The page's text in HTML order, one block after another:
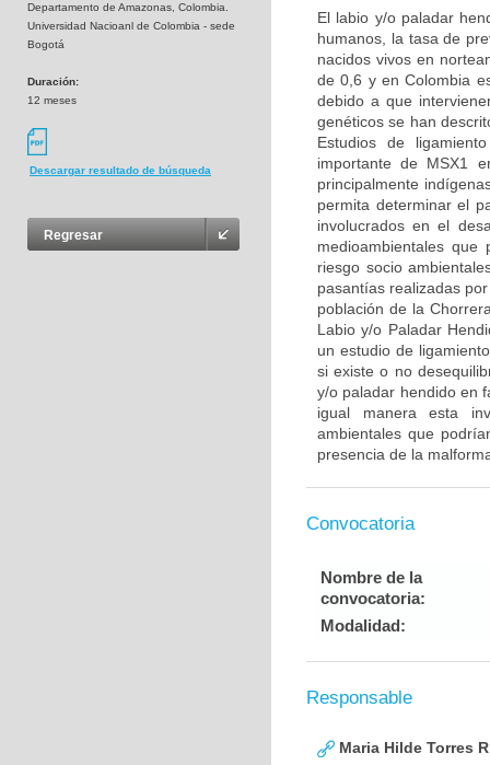
Departamento de Amazonas, Colombia.
Universidad Nacioanl de Colombia - sede
Bogotá
Duración:
12 meses
Descargar resultado de búsqueda
Regresar
El labio y/o paladar
humanos, la tasa de
nacidos vivos en
de 0,6 y en Colombia
debido a que
genéticos se han
Estudios de
importante de MSX1
principalmente
permita determinar el
involucrados en el
medioambientales
riesgo socio
pasantías realizadas
población de la
Labio y/o Paladar
un estudio de
si existe o no
y/o paladar hendido en
igual manera esta
ambientales que
presencia de la
Convocatoria
Nombre de la
convocatoria:
Modalidad:
Responsable
Maria Hilde Torres